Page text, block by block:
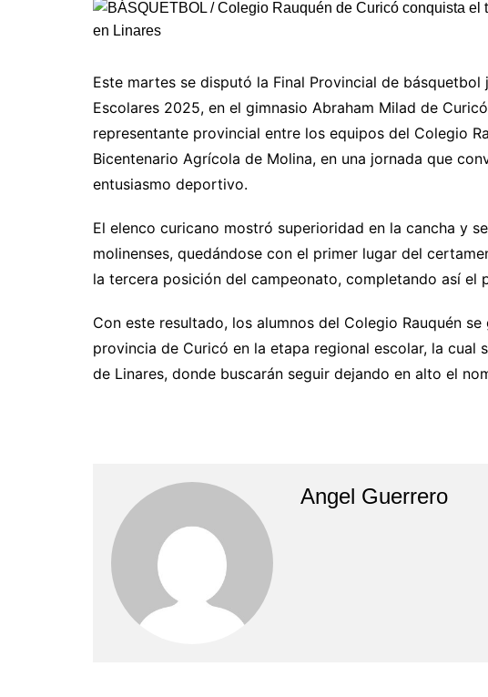
Este martes se disputó la Final Provincial de
Escolares 2025, en el gimnasio Abraham Milad de
representante provincial entre los equipos del Colegio
Bicentenario Agrícola de Molina, en una jornada que
entusiasmo deportivo.
El elenco curicano mostró superioridad en la cancha y
molinenses, quedándose con el primer lugar del
la tercera posición del campeonato, completando así el
Con este resultado, los alumnos del Colegio Rauquén
provincia de Curicó en la etapa regional escolar, la cual
de Linares, donde buscarán seguir dejando en alto el
Angel Guerrero